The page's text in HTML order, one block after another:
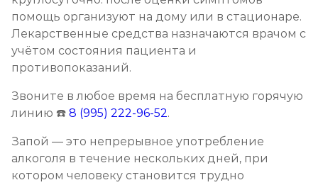
помощь организуют на дому или в стационаре.
Лекарственные средства назначаются врачом с
учётом состояния пациента и
противопоказаний.
Звоните в любое время на бесплатную горячую
линию ☎️ 8 (995) 222-96-52.
Запой — это непрерывное употребление
алкоголя в течение нескольких дней, при
котором человеку становится трудно